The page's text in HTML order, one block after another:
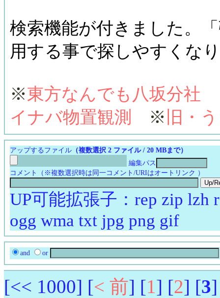
検索機能が付きました。
用する事で探しやすくな
※東方なんでも八坂分社
イナバ物置観測
※ 旧・
アップするファイル （複数選択 2 ファイル / 20 MBまで）
編集パス
コメント（※複数選択時は同一コメント/URIはオートリンク ）
UP可能拡張子：rep zip lzh
ogg wma txt jpg png gif
and or
[<< 1000] [< 前] [1] [2] [3